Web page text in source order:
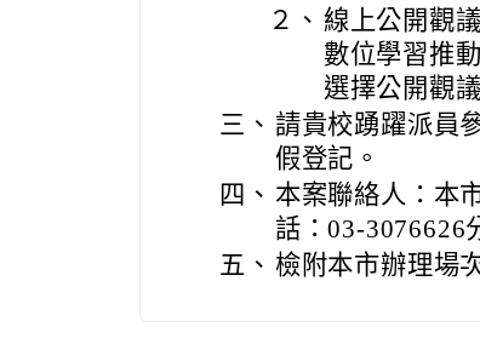
２、 線上公開觀
數位學習推
選擇公開觀
三、 請貴校踴躍派員
假登記。
四、 本案聯絡人：本
話：03-3076626
五、 檢附本市辦理場